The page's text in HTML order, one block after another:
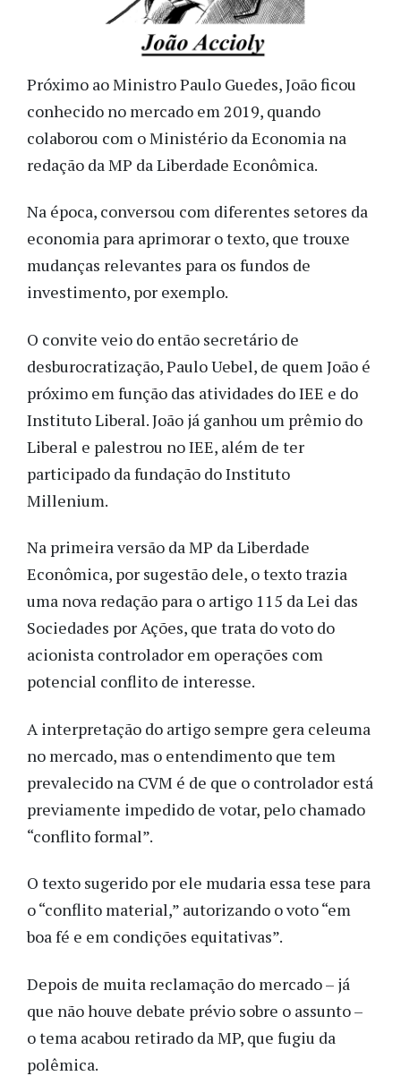
Próximo ao Ministro Paulo Guedes, João ficou
conhecido no mercado em 2019, quando
colaborou com o Ministério da Economia na
redação da MP da Liberdade Econômica.
Na época, conversou com diferentes setores da
economia para aprimorar o texto, que trouxe
mudanças relevantes para os fundos de
investimento, por exemplo.
O convite veio do então secretário de
desburocratização, Paulo Uebel, de quem João é
próximo em função das atividades do IEE e do
Instituto Liberal. João já ganhou um prêmio do
Liberal e palestrou no IEE, além de ter
participado da fundação do Instituto
Millenium.
Na primeira versão da MP da Liberdade
Econômica, por sugestão dele, o texto trazia
uma nova redação para o artigo 115 da Lei das
Sociedades por Ações, que trata do voto do
acionista controlador em operações com
potencial conflito de interesse.
A interpretação do artigo sempre gera celeuma
no mercado, mas o entendimento que tem
prevalecido na CVM é de que o controlador está
previamente impedido de votar, pelo chamado
“conflito formal”.
O texto sugerido por ele mudaria essa tese para
o “conflito material,” autorizando o voto “em
boa fé e em condições equitativas”.
Depois de muita reclamação do mercado – já
que não houve debate prévio sobre o assunto –
o tema acabou retirado da MP, que fugiu da
polêmica.